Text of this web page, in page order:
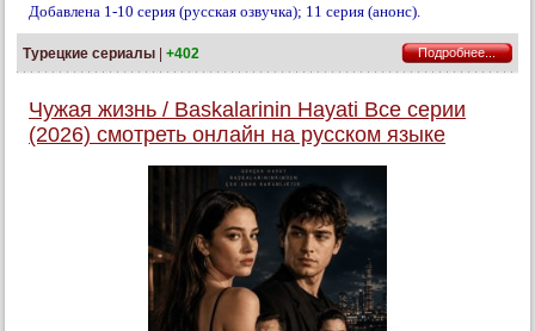
Добавлена 1-10 серия (русская озвучка); 11 серия (анонс).
Турецкие сериалы +402 Подробнее...
Чужая жизнь / Baskalarinin Hayati Все серии
(2026) смотреть онлайн на русском языке